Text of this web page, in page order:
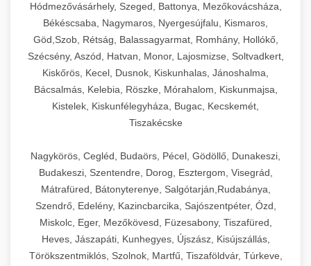
Hódmezővásárhely, Szeged, Battonya, Mezőkovácsháza,
Békéscsaba, Nagymaros, Nyergesújfalu, Kismaros,
Göd,Szob, Rétság, Balassagyarmat, Romhány, Hollókő,
Szécsény, Aszód, Hatvan, Monor, Lajosmizse, Soltvadkert,
Kiskőrös, Kecel, Dusnok, Kiskunhalas, Jánoshalma,
Bácsalmás, Kelebia, Röszke, Mórahalom, Kiskunmajsa,
Kistelek, Kiskunfélegyháza, Bugac, Kecskemét,
Tiszakécske
Nagykörös, Cegléd, Budaörs, Pécel, Gödöllő, Dunakeszi,
Budakeszi, Szentendre, Dorog, Esztergom, Visegrád,
Mátrafüred, Bátonyterenye, Salgótarján,Rudabánya,
Szendrő, Edelény, Kazincbarcika, Sajószentpéter, Ózd,
Miskolc, Eger, Mezőkövesd, Füzesabony, Tiszafüred,
Heves, Jászapáti, Kunhegyes, Újszász, Kisújszállás,
Törökszentmiklós, Szolnok, Martfű, Tiszaföldvár, Túrkeve,